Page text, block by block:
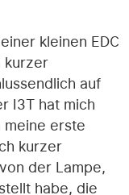
kleinen EDC
kurzer
auf
I3T hat mich
meine erste
kurzer
der Lampe,
habe, die